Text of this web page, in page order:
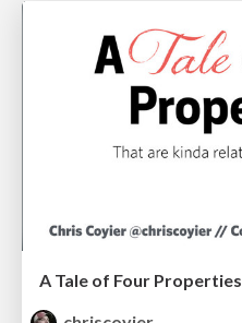
A Tale of Four Properties